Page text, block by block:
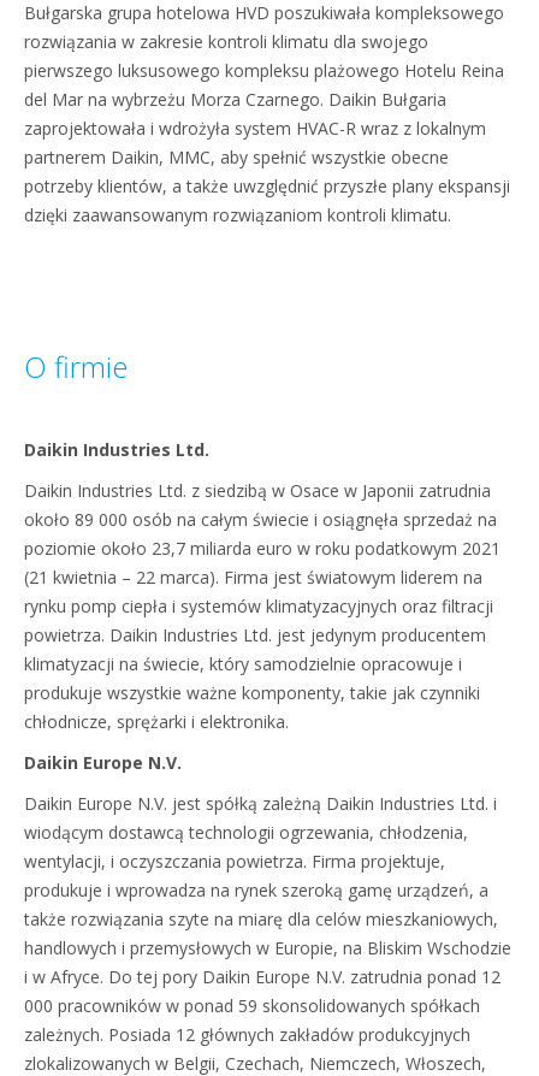
Bułgarska grupa hotelowa HVD poszukiwała kompleksowego
rozwiązania w zakresie kontroli klimatu dla swojego
pierwszego luksusowego kompleksu plażowego Hotelu Reina
del Mar na wybrzeżu Morza Czarnego. Daikin Bułgaria
zaprojektowała i wdrożyła system HVAC-R wraz z lokalnym
partnerem Daikin, MMC, aby spełnić wszystkie obecne
potrzeby klientów, a także uwzględnić przyszłe plany ekspansji
dzięki zaawansowanym rozwiązaniom kontroli klimatu.
O firmie
Daikin Industries Ltd.
Daikin Industries Ltd. z siedzibą w Osace w Japonii zatrudnia
około 89 000 osób na całym świecie i osiągnęła sprzedaż na
poziomie około 23,7 miliarda euro w roku podatkowym 2021
(21 kwietnia – 22 marca). Firma jest światowym liderem na
rynku pomp ciepła i systemów klimatyzacyjnych oraz filtracji
powietrza. Daikin Industries Ltd. jest jedynym producentem
klimatyzacji na świecie, który samodzielnie opracowuje i
produkuje wszystkie ważne komponenty, takie jak czynniki
chłodnicze, sprężarki i elektronika.
Daikin Europe N.V.
Daikin Europe N.V. jest spółką zależną Daikin Industries Ltd. i
wiodącym dostawcą technologii ogrzewania, chłodzenia,
wentylacji, i oczyszczania powietrza. Firma projektuje,
produkuje i wprowadza na rynek szeroką gamę urządzeń, a
także rozwiązania szyte na miarę dla celów mieszkaniowych,
handlowych i przemysłowych w Europie, na Bliskim Wschodzie
i w Afryce. Do tej pory Daikin Europe N.V. zatrudnia ponad 12
000 pracowników w ponad 59 skonsolidowanych spółkach
zależnych. Posiada 12 głównych zakładów produkcyjnych
zlokalizowanych w Belgii, Czechach, Niemczech, Włoszech,